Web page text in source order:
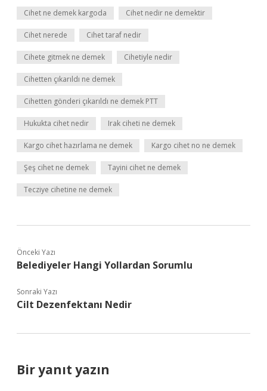
Cihet ne demek kargoda Cihet nedir ne demektir
Cihet nerede Cihet taraf nedir
Cihete gitmek ne demek Cihetiyle nedir
Cihetten çıkarıldı ne demek
Cihetten gönderi çıkarıldı ne demek PTT
Hukukta cihet nedir Irak ciheti ne demek
Kargo cihet hazırlama ne demek Kargo cihet no ne demek
Şeş cihet ne demek Tayini cihet ne demek
Tecziye cihetine ne demek
Önceki Yazı
Belediyeler Hangi Yollardan Sorumlu
Sonraki Yazı
Cilt Dezenfektanı Nedir
Bir yanıt yazın